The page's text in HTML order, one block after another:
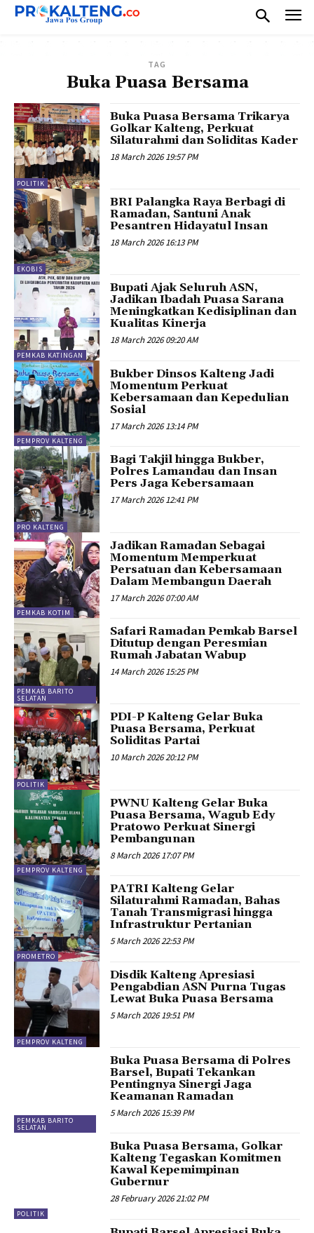
TAG
Buka Puasa Bersama
POLITIK
Buka Puasa Bersama Trikarya
Golkar Kalteng, Perkuat
Silaturahmi dan Soliditas Kader
18 March 2026 19:57 PM
EKOBIS
BRI Palangka Raya Berbagi di
Ramadan, Santuni Anak
Pesantren Hidayatul Insan
18 March 2026 16:13 PM
PEMKAB KATINGAN
Bupati Ajak Seluruh ASN,
Jadikan Ibadah Puasa Sarana
Meningkatkan Kedisiplinan dan
Kualitas Kinerja
18 March 2026 09:20 AM
PEMPROV KALTENG
Bukber Dinsos Kalteng Jadi
Momentum Perkuat
Kebersamaan dan Kepedulian
Sosial
17 March 2026 13:14 PM
PRO KALTENG
Bagi Takjil hingga Bukber,
Polres Lamandau dan Insan
Pers Jaga Kebersamaan
17 March 2026 12:41 PM
PEMKAB KOTIM
Jadikan Ramadan Sebagai
Momentum Memperkuat
Persatuan dan Kebersamaan
Dalam Membangun Daerah
17 March 2026 07:00 AM
PEMKAB BARITO
SELATAN
Safari Ramadan Pemkab Barsel
Ditutup dengan Peresmian
Rumah Jabatan Wabup
14 March 2026 15:25 PM
POLITIK
PDI-P Kalteng Gelar Buka
Puasa Bersama, Perkuat
Soliditas Partai
10 March 2026 20:12 PM
PEMPROV KALTENG
PWNU Kalteng Gelar Buka
Puasa Bersama, Wagub Edy
Pratowo Perkuat Sinergi
Pembangunan
8 March 2026 17:07 PM
PROMETRO
PATRI Kalteng Gelar
Silaturahmi Ramadan, Bahas
Tanah Transmigrasi hingga
Infrastruktur Pertanian
5 March 2026 22:53 PM
PEMPROV KALTENG
Disdik Kalteng Apresiasi
Pengabdian ASN Purna Tugas
Lewat Buka Puasa Bersama
5 March 2026 19:51 PM
PEMKAB BARITO
SELATAN
Buka Puasa Bersama di Polres
Barsel, Bupati Tekankan
Pentingnya Sinergi Jaga
Keamanan Ramadan
5 March 2026 15:39 PM
POLITIK
Buka Puasa Bersama, Golkar
Kalteng Tegaskan Komitmen
Kawal Kepemimpinan
Gubernur
28 February 2026 21:02 PM